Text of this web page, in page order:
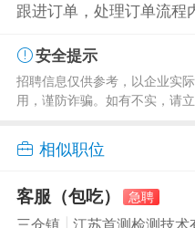
跟进订单，处理订单流程
安全提示
招聘信息仅供参考，以企业实
用，谨防诈骗。如有不实，请立
相似职位
客服（包吃）
急聘